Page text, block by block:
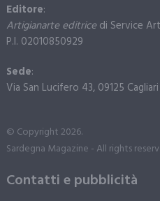
Editore:
Artigianarte editricedi Service
P.I. 02010850929
Sede:
Via San Lucifero 43, 09125 Cagliari
© Copyright 2026.
Sardegna Magazine - All rights
Contatti e pubblicità